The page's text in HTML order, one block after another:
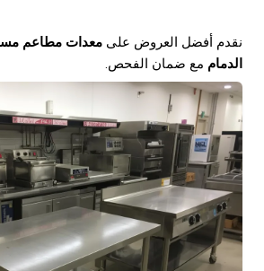
نقدم أفضل العروض على معدات مطاعم
الدمام مع ضمان الفحص.